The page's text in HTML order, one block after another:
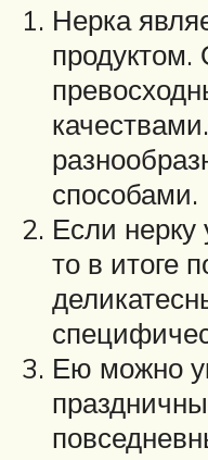
Нерка
продуктом.
способами.
Если нерку
то в итоге
Ею можно